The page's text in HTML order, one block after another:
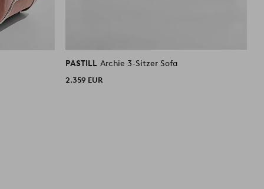
PASTILL Archie 3-Sitzer Sofa
2.359 EUR